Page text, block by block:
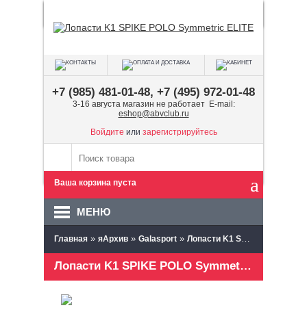
+7 (985) 481-01-48, +7 (495) 972-01-48
3-16 августа магазин не работает E-mail:
eshop@abvclub.ru
Войдите или зарегистрируйтесь
Ваша корзина пуста
МЕНЮ
Главная » яАрхив » Galasport » Лопасти K1 SPIKE POLO Symmetric ELITE
Лопасти K1 SPIKE POLO Symmetric ELITE